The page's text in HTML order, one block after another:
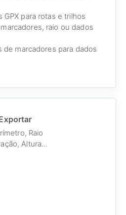
GPX para rotas e trilhos
raio ou dados
de marcadores para dados
Raio
Altura...